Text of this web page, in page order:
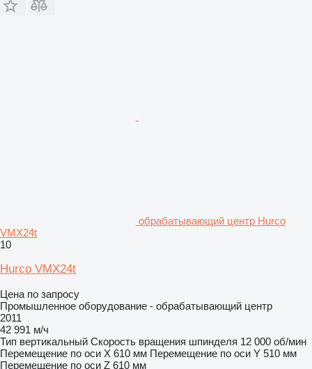
обрабатывающий центр Hurco
VMX24t
10
Hurco VMX24t
Цена по запросу
Промышленное оборудование - обрабатывающий центр
2011
42 991 м/ч
Тип вертикальный Скорость вращения шпинделя 12 000 об/мин
Перемещение по оси X 610 мм Перемещение по оси Y 510 мм
Перемещение по оси Z 610 мм